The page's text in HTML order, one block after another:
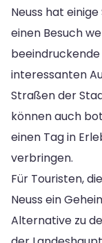
Neuss hat
einen Besuch
beeindruckende
interessanten
Straßen der
können auch
einen Tag in
verbringen.
Für Touristen,
Neuss ein
Alternative zu